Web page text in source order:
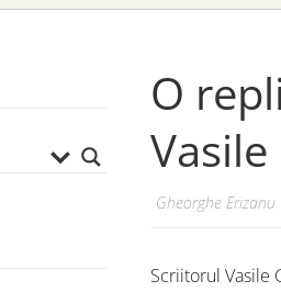
O
Gheorghe Erizanu
Scriitorul Vasile